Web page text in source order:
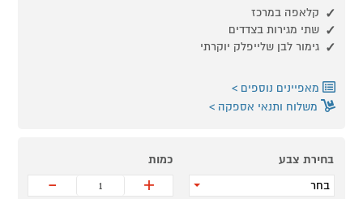
קלאפה במרכז
שתי מגירות בצדדים
גימור לבן שלייפלק יוקרתי
מאפיינים נוספים
משלוח ותנאי אספקה
בחירת צבע
בחר
כמות
+
-